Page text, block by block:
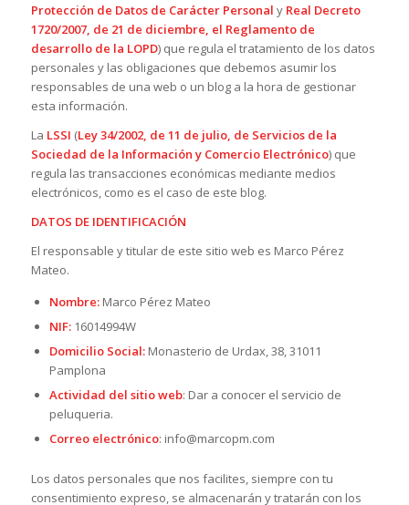
Protección de Datos de Carácter Personal y Real Decreto
1720/2007, de 21 de diciembre, el Reglamento de
desarrollo de la LOPD) que regula el tratamiento de los datos
personales y las obligaciones que debemos asumir los
responsables de una web o un blog a la hora de gestionar
esta información.
La LSSI (Ley 34/2002, de 11 de julio, de Servicios de la
Sociedad de la Información y Comercio Electrónico) que
regula las transacciones económicas mediante medios
electrónicos, como es el caso de este blog.
DATOS DE IDENTIFICACIÓN
El responsable y titular de este sitio web es Marco Pérez
Mateo.
Nombre:Marco Pérez Mateo
NIF:16014994W
Domicilio Social:Monasterio de Urdax, 38, 31011
Pamplona
Actividad del sitio web: Dar a conocer el servicio de
peluqueria.
Correo electrónico: info@marcopm.com
Los datos personales que nos facilites, siempre con tu
consentimiento expreso, se almacenarán y tratarán con los